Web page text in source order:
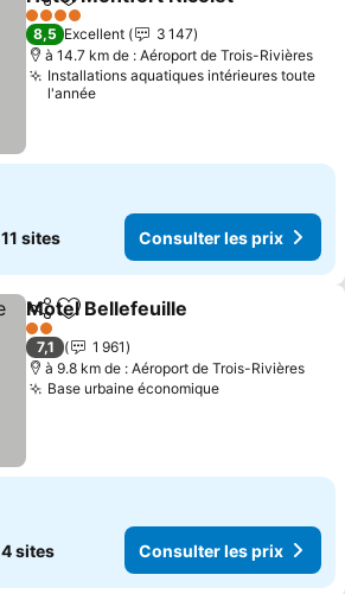
PartagerAjouter à mes favoris
4 Étoiles
8,5 Excellent
3 147
à 14.7 km de : Aéroport de Trois-Rivières
Installations aquatiques intérieures toute
l'année
11 sites Consulter les prix
PartagerAjouter à mes favoris
Motel Bellefeuille
2 Étoiles
7,1
1 961
à 9.8 km de : Aéroport de Trois-Rivières
Base urbaine économique
4 sites Consulter les prix